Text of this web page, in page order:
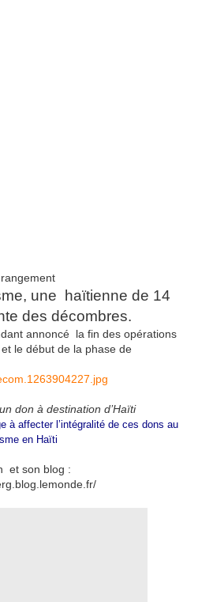
une haïtienne de 14
des décombres.
annoncé la fin des opérations
le début de la phase de
don à destination d’Haïti
à affecter l’intégralité de ces dons au
en Haïti
et son blog :